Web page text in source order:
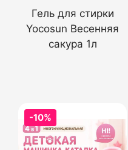
Гель для стирки
Yocosun Весенняя
сакура 1л
-10%